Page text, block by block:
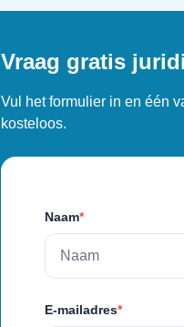
Vraag gratis
Vul het formulier in en één
kosteloos.
Naam*
E-mailadres*